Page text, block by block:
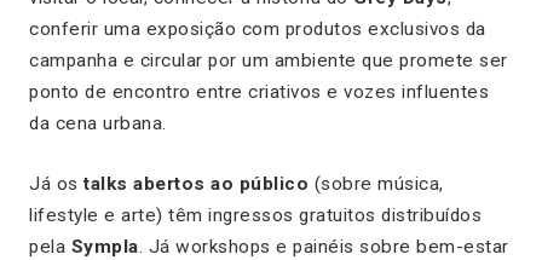
conferir uma exposição com produtos exclusivos da
campanha e circular por um ambiente que promete ser
ponto de encontro entre criativos e vozes influentes
da cena urbana.
Já ostalks abertos ao público (sobre música,
lifestyle e arte) têm ingressos gratuitos distribuídos
pela Sympla. Já workshops e painéis sobre bem-estar